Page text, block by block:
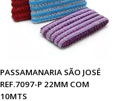
PASSAMANARIA SÃO JOSÉ
REF.7097-P 22MM COM
10MTS